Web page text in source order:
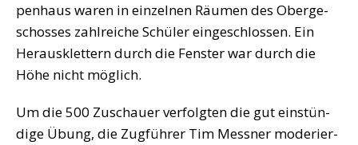
pen­haus waren in ein­zel­nen Räu­men des Ober­ge­
schos­ses zahl­rei­che Schü­ler ein­ge­schlos­sen. Ein
Her­aus­klet­tern durch die Fens­ter war durch die
Höhe nicht möglich.
Um die 500 Zuschau­er ver­folg­ten die gut ein­stün­
di­ge Übung, die Zug­füh­rer Tim Mess­ner mode­rier­